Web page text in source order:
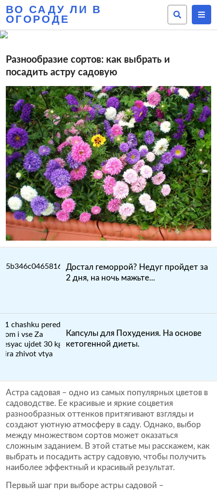
ВО САДУ ЛИ В
ОГОРОДЕ
Разнообразие сортов: как выбрать и
посадить астру садовую
Достал геморрой? Недуг пройдет за
2 дня, на ночь мажьте...
Капсулы для Похудения. На основе
кетогенной диеты.
Астра садовая – одно из самых популярных цветов в
садоводстве. Ее красивые и яркие соцветия
разнообразных оттенков притягивают взгляды и
создают уютную атмосферу в саду. Однако, выбор
между множеством сортов может оказаться
сложным заданием. В этой статье мы расскажем, как
выбрать и посадить астру садовую, чтобы получить
наиболее эффектный и красивый результат.
Первый шаг при выборе астры садовой –